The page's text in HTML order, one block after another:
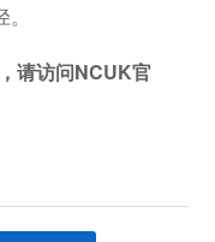
请访问NCUK官